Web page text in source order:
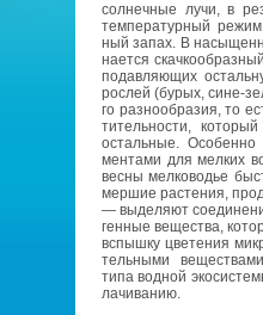
сол­неч­ные лучи, в
тем­пе­ра­тур­ный
ный запах. В
на­ет­ся
по­дав­ля­ю­щих
рос­лей (бурых, сине-
го раз­но­об­ра­зия, то
ти­тель­но­сти,
осталь­ные.
мен­та­ми для мел­ких
весны мел­ко­во­дье
мер­шие рас­те­ния,
— вы­де­ля­ют
ген­ные ве­ще­ства,
вспыш­ку цве­те­ния
тель­ны­ми
типа вод­ной
ла­чи­ва­нию.